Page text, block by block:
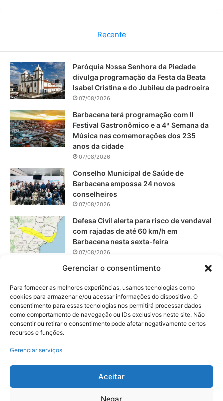
Gerenciar o consentimento
Para fornecer as melhores experiências, usamos tecnologias como
cookies para armazenar e/ou acessar informações do dispositivo. O
consentimento para essas tecnologias nos permitirá processar dados
como comportamento de navegação ou IDs exclusivos neste site. Não
consentir ou retirar o consentimento pode afetar negativamente certos
recursos e funções.
Gerenciar serviços
Aceitar
Negar
a
b
o
k
o
u
b
n
a
g
a
Recente
Paróquia Nossa Senhora da Piedade
divulga programação da Festa da Beata
Isabel Cristina e do Jubileu da padroeira
07/08/2026
Barbacena terá programação com II
Festival Gastronômico e a 4ª Semana da
Música nas comemorações dos 235
anos da cidade
07/08/2026
Conselho Municipal de Saúde de
Barbacena empossa 24 novos
conselheiros
07/08/2026
Defesa Civil alerta para risco de vendaval
com rajadas de até 60 km/h em
Barbacena nesta sexta-feira
07/08/2026
EPCAR tem a melhor nota do IDEB no
06/08/2026
© 2026, Todos os direitos reservados | Desenvolvido por:
Digital Business| Hospedado por:NP Publicidade
Fale Conosco
Sobre Nós
Política de Segurança e Privacidade